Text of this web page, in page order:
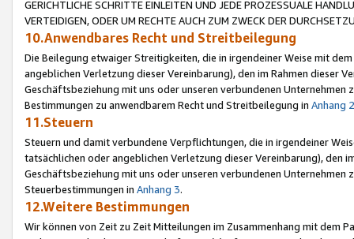
GERICHTLICHE SCHRITTE EINLEITEN UND JEDE PROZESSUALE
VERTEIDIGEN, ODER UM RECHTE AUCH ZUM ZWECK DER
10.Anwendbares Recht und Streitbeilegung
Die Beilegung etwaiger Streitigkeiten, die in irgendeiner Weise mit
angeblichen Verletzung dieser Vereinbarung), den im Rahmen dieser
Geschäftsbeziehung mit uns oder unseren verbundenen
Bestimmungen zu anwendbarem Recht und Streitbeilegung in Anhang 2
11.Steuern
Steuern und damit verbundene Verpflichtungen, die in irgendeiner
tatsächlichen oder angeblichen Verletzung dieser Vereinbarung), den
Geschäftsbeziehung mit uns oder unseren verbundenen
Steuerbestimmungen in Anhang 3.
12.Weitere Bestimmungen
Wir können von Zeit zu Zeit Mitteilungen im Zusammenhang mit dem